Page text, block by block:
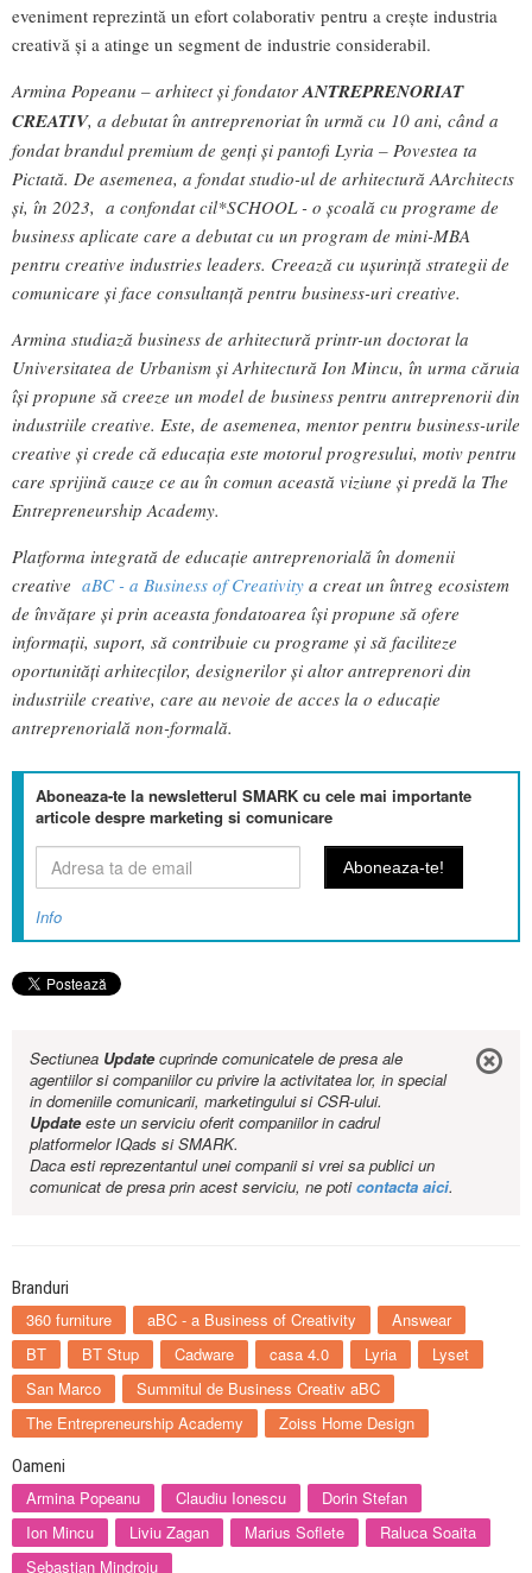
eveniment reprezintă un efort colaborativ pentru a crește industria
creativă și a atinge un segment de industrie considerabil.
Armina Popeanu – arhitect și fondator ANTREPRENORIAT
CREATIV, a debutat în antreprenoriat în urmă cu 10 ani, când a
fondat brandul premium de genți și pantofi Lyria – Povestea ta
Pictată. De asemenea, a fondat studio-ul de arhitectură AArchitects
și, în 2023, a confondat cil*SCHOOL - o școală cu programe de
business aplicate care a debutat cu un program de mini-MBA
pentru creative industries leaders. Creează cu ușurință strategii de
comunicare și face consultanță pentru business-uri creative.
Armina studiază business de arhitectură printr-un doctorat la
Universitatea de Urbanism și Arhitectură Ion Mincu, în urma căruia
își propune să creeze un model de business pentru antreprenorii din
industriile creative. Este, de asemenea, mentor pentru business-urile
creative și crede că educația este motorul progresului, motiv pentru
care sprijină cauze ce au în comun această viziune și predă la The
Entrepreneurship Academy.
Platforma integrată de educație antreprenorială în domenii
creative aBC - a Business of Creativity a creat un întreg ecosistem
de învățare și prin aceasta fondatoarea își propune să ofere
informații, suport, să contribuie cu programe și să faciliteze
oportunități arhitecților, designerilor și altor antreprenori din
industriile creative, care au nevoie de acces la o educație
antreprenorială non-formală.
Aboneaza-te la newsletterul SMARK cu cele mai importante
articole despre marketing si comunicare
Info
Sectiunea Updatecuprinde comunicatele de presa ale
agentiilor si companiilor cu privire la activitatea lor, in special
in domeniile comunicarii, marketingului si CSR-ului.
Updateeste un serviciu oferit companiilor in cadrul
platformelor IQads si SMARK.
Daca esti reprezentantul unei companii si vrei sa publici un
comunicat de presa prin acest serviciu, ne poticontacta aici.
Branduri
360 furniture aBC - a Business of Creativity
Answear
BT
BT Stup Cadware casa 4.0 Lyria
Lyset
San Marco
Summitul de Business Creativ aBC
The Entrepreneurship Academy
Zoiss Home Design
Oameni
Armina Popeanu Claudiu Ionescu
Dorin Stefan
Ion Mincu
Liviu Zagan Marius Soflete
Raluca Soaita
Sebastian Mindroiu